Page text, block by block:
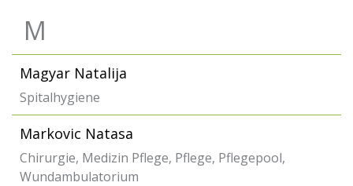
M
Magyar Natalija
Spitalhygiene
Markovic Natasa
Chirurgie, Medizin Pflege, Pflege, Pflegepool,
Wundambulatorium